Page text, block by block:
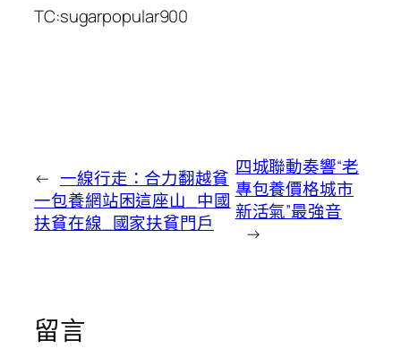
TC:sugarpopular900
← 一線行走：合力翻越貧
一包養網站困這座山_中國
扶貧在線_國家扶貧門戶
四城聯動奏響“老
專包養價格城市
新活氣”最強音
→
留言